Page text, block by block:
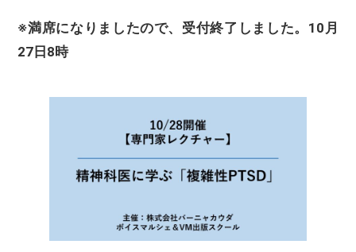
※満席になりましたので、受付終了しました。10月
27日8時